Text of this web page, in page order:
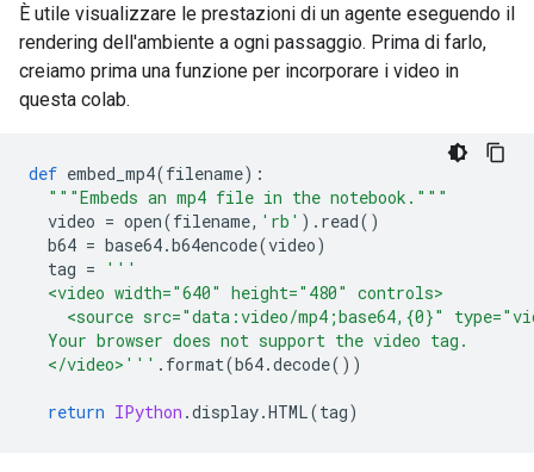
È utile visualizzare le prestazioni di un agente eseguendo il
rendering dell'ambiente a ogni passaggio. Prima di farlo,
creiamo prima una funzione per incorporare i video in
questa colab.
def embed_mp4(filename):
"""Embeds an mp4 file in the notebook."""
video = open(filename, 'rb' ). read()
b64 = base64.b64encode(video)
tag =
'''
<video width="640" height="480" controls>
<source src="data:video/mp4;base64,{0}"
Your browser does not support the video tag.
</video>''' . format(b64.decode())
return IPython .display.HTML(tag)